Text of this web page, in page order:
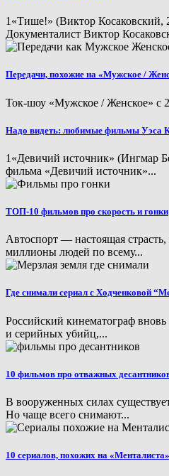
1«Тише!» (Виктор
Документалист Виктор
Передачи, похожие на «Мужское /
Ток-шоу «Мужское / Женское» с
Надо видеть: любимые фильмы Уэса
1«Девичий источник» (Ингмар
фильма «Девичий источник»...
ТОП-10 фильмов про скорость и гонки
Автоспорт — настоящая страсть,
миллионы людей по всему...
Где снимали сериал с Ходченковой
Российский кинематограф вновь
и серийных убийц,...
10 фильмов про отважных
В вооруженных силах
Но чаще всего снимают...
10 сериалов, похожих на «Менталиста»